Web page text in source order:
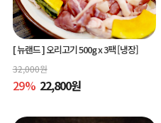
[ 뉴랜드 ]오리고기 500g x 3팩 [냉장]
32,000원
29% 22,800원